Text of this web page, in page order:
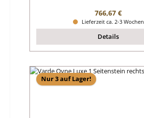
Regulärer Preis:
766,67 €
Lieferzeit ca. 2-3 Wochen
Details
Nur 3 auf Lager!